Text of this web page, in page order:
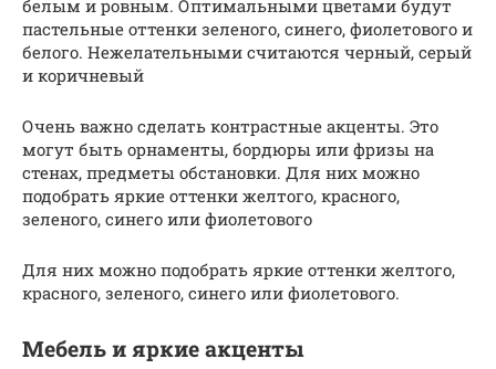
белым и ровным. Оптимальными цветами будут
пастельные оттенки зеленого, синего, фиолетового и
белого. Нежелательными считаются черный, серый
и коричневый
Очень важно сделать контрастные акценты. Это
могут быть орнаменты, бордюры или фризы на
стенах, предметы обстановки. Для них можно
подобрать яркие оттенки желтого, красного,
зеленого, синего или фиолетового
Для них можно подобрать яркие оттенки желтого,
красного, зеленого, синего или фиолетового.
Мебель и яркие акценты